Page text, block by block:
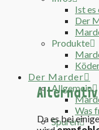
Ist es
Der
Produkte
Der Marder
Allgemein
Was
Spuren
Da es bei